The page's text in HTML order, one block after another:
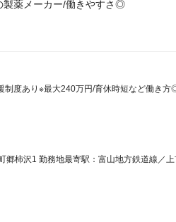
製薬メーカー/働きやすさ◎
制度あり※最大240万円/育休時短など働き
柿沢1 勤務地最寄駅：富山地方鉄道線／上